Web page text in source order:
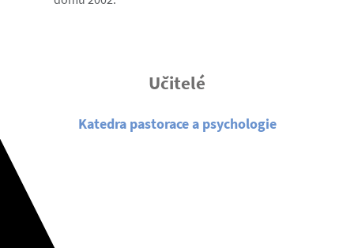
Učitelé
Katedra pastorace a psychologie